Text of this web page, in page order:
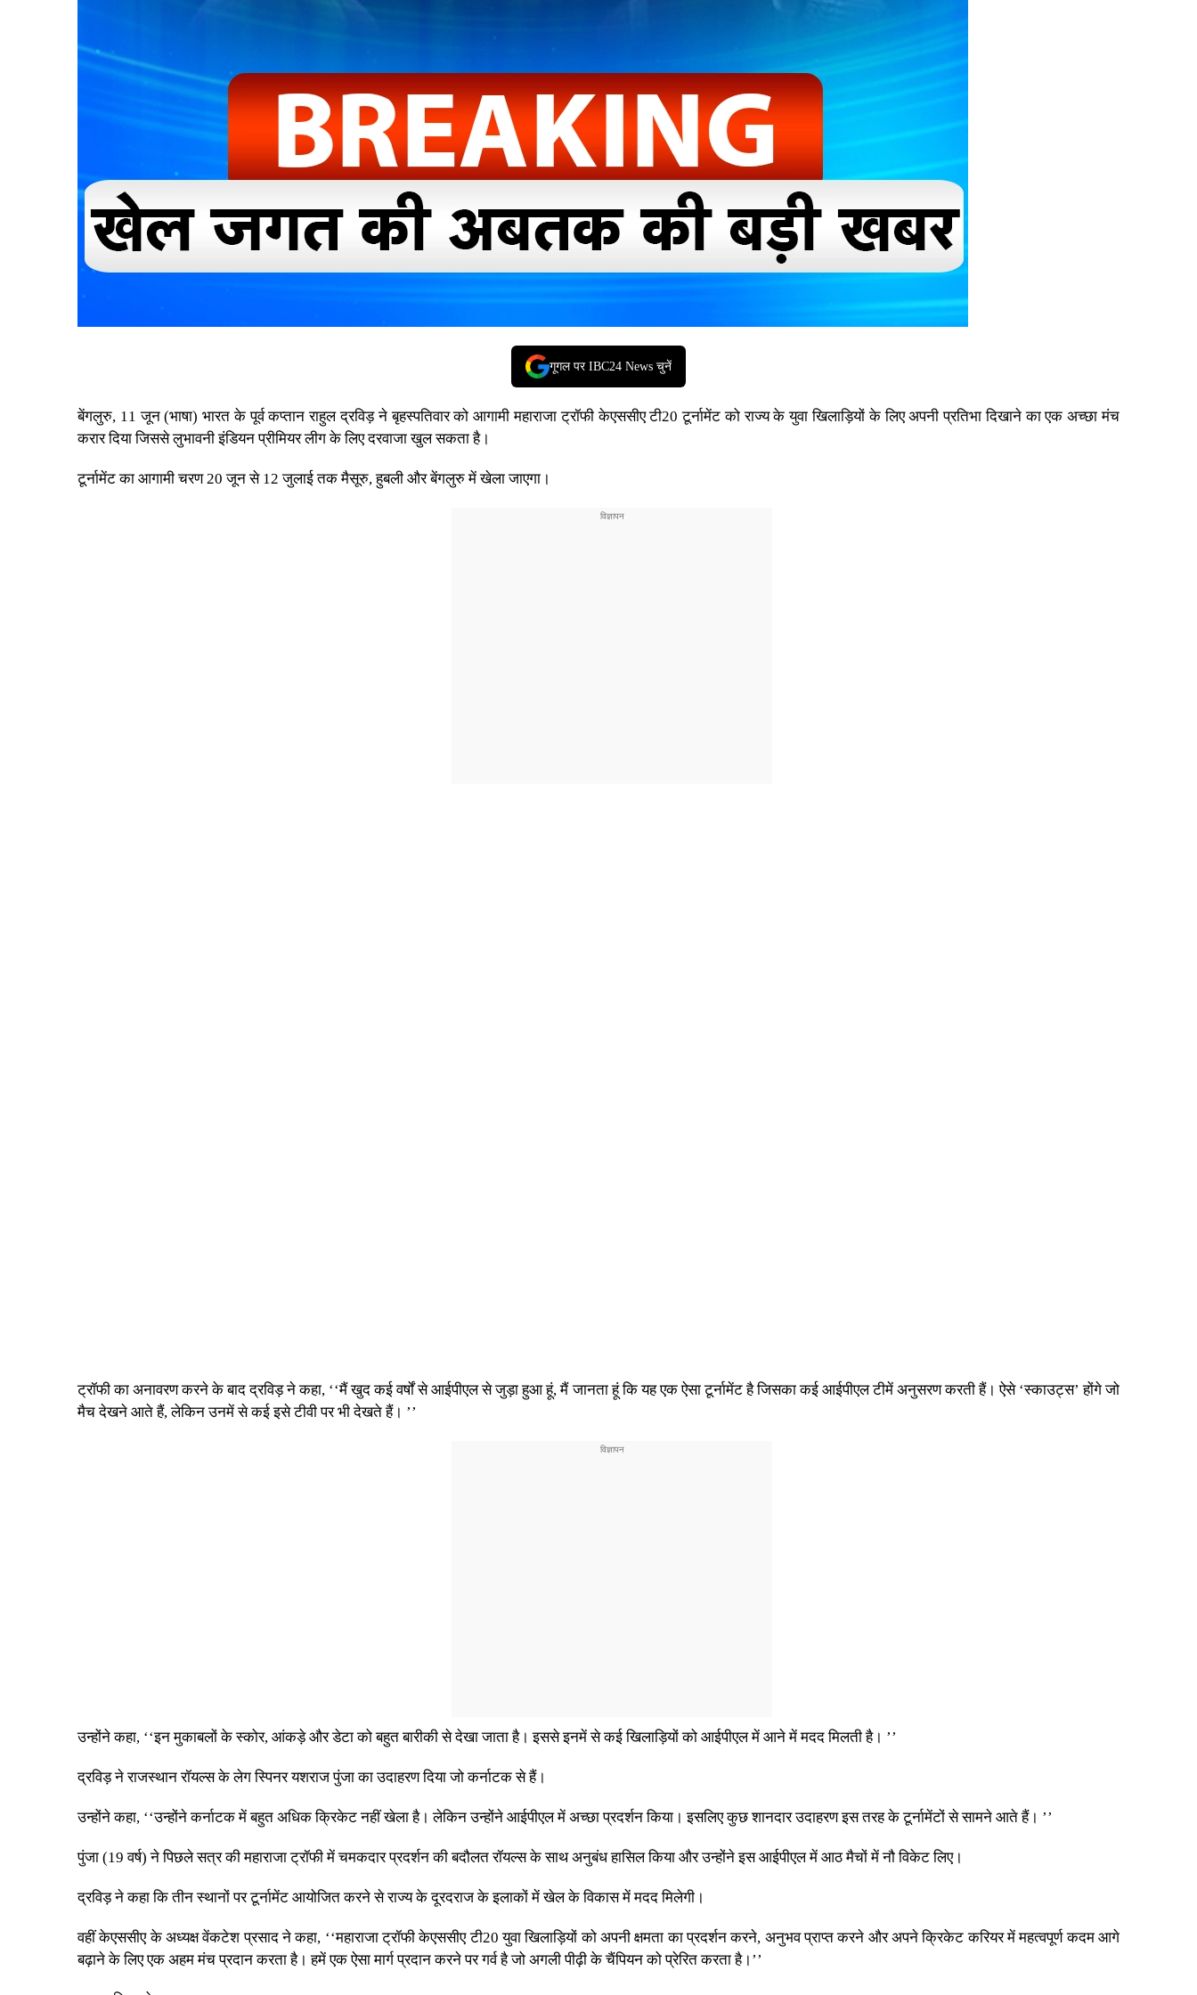
गूगल पर IBC24 News चुनें
बेंगलुरु, 11 जून (भाषा) भारत के पूर्व कप्तान राहुल द्रविड़ ने बृहस्पतिवार को आगामी महाराजा ट्रॉफी केएससीए टी20 टूर्नामेंट को राज्य के युवा खिलाड़ियों के लिए अपनी प्रतिभा दिखाने का एक अच्छा मंच
करार दिया जिससे लुभावनी इंडियन प्रीमियर लीग के लिए दरवाजा खुल सकता है।
टूर्नामेंट का आगामी चरण 20 जून से 12 जुलाई तक मैसूरु, हुबली और बेंगलुरु में खेला जाएगा।
ट्रॉफी का अनावरण करने के बाद द्रविड़ ने कहा, ‘‘मैं खुद कई वर्षों से आईपीएल से जुड़ा हुआ हूं, मैं जानता हूं कि यह एक ऐसा टूर्नामेंट है जिसका कई आईपीएल टीमें अनुसरण करती हैं। ऐसे ‘स्काउट्स’ होंगे जो
मैच देखने आते हैं, लेकिन उनमें से कई इसे टीवी पर भी देखते हैं। ’’
उन्होंने कहा, ‘‘इन मुकाबलों के स्कोर, आंकड़े और डेटा को बहुत बारीकी से देखा जाता है। इससे इनमें से कई खिलाड़ियों को आईपीएल में आने में मदद मिलती है। ’’
द्रविड़ ने राजस्थान रॉयल्स के लेग स्पिनर यशराज पुंजा का उदाहरण दिया जो कर्नाटक से हैं।
उन्होंने कहा, ‘‘उन्होंने कर्नाटक में बहुत अधिक क्रिकेट नहीं खेला है। लेकिन उन्होंने आईपीएल में अच्छा प्रदर्शन किया। इसलिए कुछ शानदार उदाहरण इस तरह के टूर्नामेंटों से सामने आते हैं। ’’
पुंजा (19 वर्ष) ने पिछले सत्र की महाराजा ट्रॉफी में चमकदार प्रदर्शन की बदौलत रॉयल्स के साथ अनुबंध हासिल किया और उन्होंने इस आईपीएल में आठ मैचों में नौ विकेट लिए।
द्रविड़ ने कहा कि तीन स्थानों पर टूर्नामेंट आयोजित करने से राज्य के दूरदराज के इलाकों में खेल के विकास में मदद मिलेगी।
वहीं केएससीए के अध्यक्ष वेंकटेश प्रसाद ने कहा, ‘‘महाराजा ट्रॉफी केएससीए टी20 युवा खिलाड़ियों को अपनी क्षमता का प्रदर्शन करने, अनुभव प्राप्त करने और अपने क्रिकेट करियर में महत्वपूर्ण कदम आगे
बढ़ाने के लिए एक अहम मंच प्रदान करता है। हमें एक ऐसा मार्ग प्रदान करने पर गर्व है जो अगली पीढ़ी के चैंपियन को प्रेरित करता है।’’